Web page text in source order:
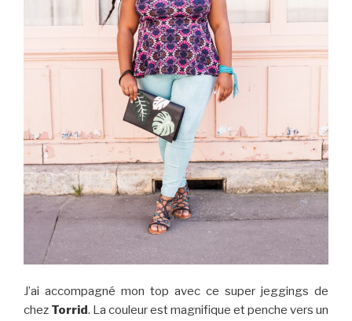
J’ai accompagné mon top avec ce super jeggings de
chez Torrid. La couleur est magnifique et penche vers un